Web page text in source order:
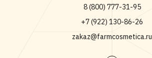
8 (800) 777-31-95
+7 (922) 130-86-26
zakaz@farmcosmetica.ru